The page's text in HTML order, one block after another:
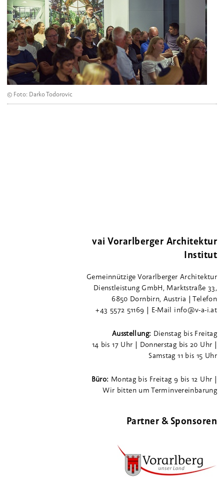
© Foto: Darko Todorovic
vai Vorarlberger Architektur
Institut
Gemeinnützige Vorarlberger Architektur
Dienstleistung GmbH, Marktstraße 33,
6850 Dornbirn, Austria | Telefon
+43 5572 51169 | E-Mail info@v-a-i.at
Ausstellung: Dienstag bis Freitag
14 bis 17 Uhr | Donnerstag bis 20 Uhr |
Samstag 11 bis 15 Uhr
Büro: Montag bis Freitag 9 bis 12 Uhr |
Wir bitten um Terminvereinbarung
Partner & Sponsoren